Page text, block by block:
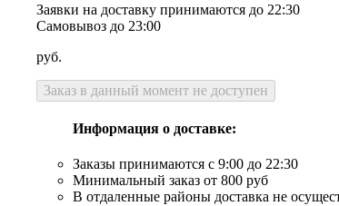
Заявки на доставку принимаются до 22:30
Самовывоз до 23:00
руб.
Заказ в данный момент не доступен
Информация о доставке:
Заказы принимаются с 9:00 до 22:30
Минимальный заказ от 800 руб
В отдаленные районы доставка не